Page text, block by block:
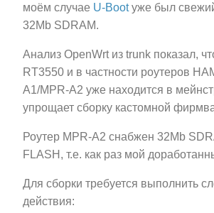
моём случае U-Bootуже был
32Mb SDRAM.
Анализ OpenWrt из trunk показал,
RT3550 и в частности роутеров
A1/MPR-A2 уже находится в
упрощает сборку кастомной
Роутер MPR-A2 снабжен 32Mb
FLASH, т.е. как раз мой
Для сборки требуется выполнить
действия: